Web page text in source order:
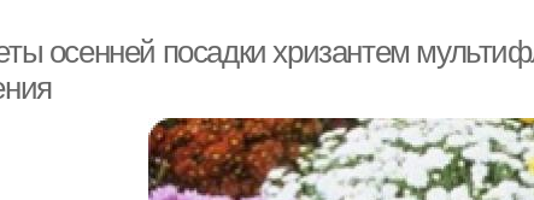
осенней посадки хризантем